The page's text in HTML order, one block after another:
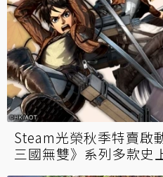
Steam光榮秋季特賣啟
三國無雙》系列多款史